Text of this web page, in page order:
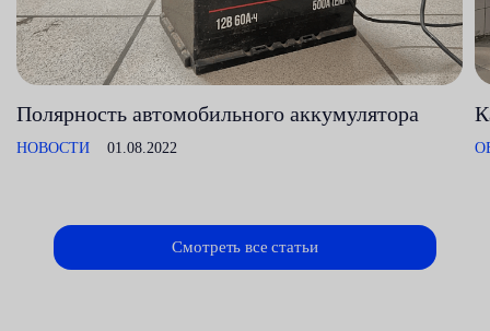
Полярность автомобильного аккумулятора
НОВОСТИ 01.08.2022
Смотреть все статьи